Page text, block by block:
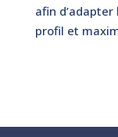
afin
profil et